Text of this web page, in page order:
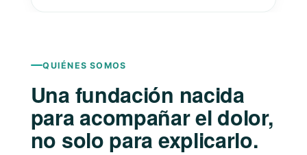
QUIÉNES SOMOS
Una fundación nacida
para acompañar el dolor,
no solo para explicarlo.